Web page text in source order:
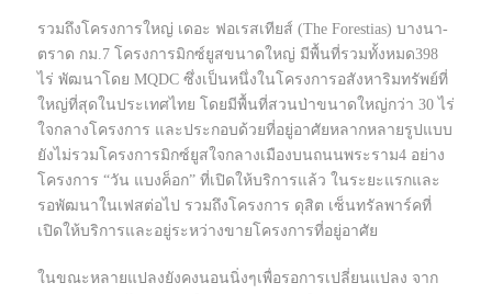
รวมถึงโครงการใหญ่ เดอะ ฟอเรสเทียส์ (The Forestias) บางนา-
ตราด กม.7 โครงการมิกซ์ยูสขนาดใหญ่ มีพื้นที่รวมทั้งหมด398
ไร่ พัฒนาโดย MQDC ซึ่งเป็นหนึ่งในโครงการอสังหาริมทรัพย์ที่
ใหญ่ที่สุดในประเทศไทย โดยมีพื้นที่สวนป่าขนาดใหญ่กว่า 30 ไร่
ใจกลางโครงการ และประกอบด้วยที่อยู่อาศัยหลากหลายรูปแบบ
ยังไม่รวมโครงการมิกซ์ยูสใจกลางเมืองบนถนนพระราม4 อย่าง
โครงการ “วัน แบงค็อก” ที่เปิดให้บริการแล้ว ในระยะแรกและ
รอพัฒนาในเฟสต่อไป รวมถึงโครงการ ดุสิต เซ็นทรัลพาร์คที่
เปิดให้บริการและอยู่ระหว่างขายโครงการที่อยู่อาศัย
ในขณะหลายแปลงยังคงนอนนิ่งๆเพื่อรอการเปลี่ยนแปลง จาก